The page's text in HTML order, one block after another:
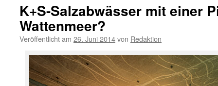
K+S-Salzabwässer mit einer
Wattenmeer?
Veröffentlicht am 26. Juni 2014von Redaktion